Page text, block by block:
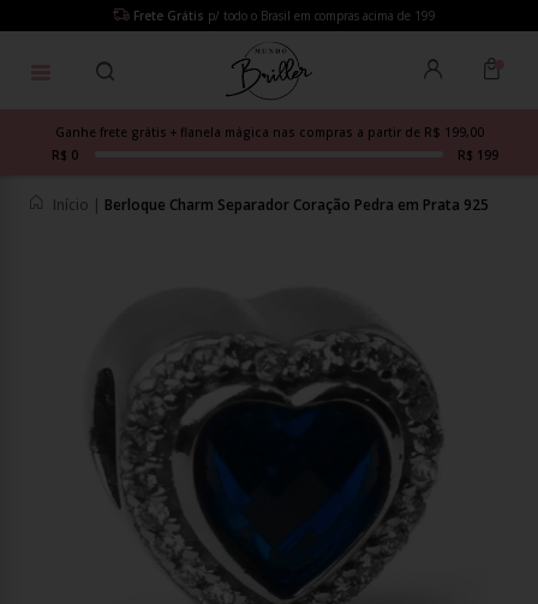
Frete Grátis p/ todo o Brasil em compras acima de 199
Ganhe frete grátis + flanela mágica nas compras a partir de R$ 199,00
R$ 0
R$ 199
Início | Berloque Charm Separador Coração Pedra em Prata 925